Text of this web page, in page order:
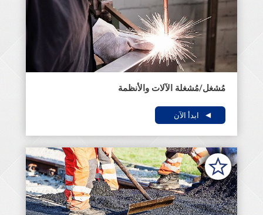
مُشغل/مُشغلة الآلات والأنظمة
ابدأ الآن